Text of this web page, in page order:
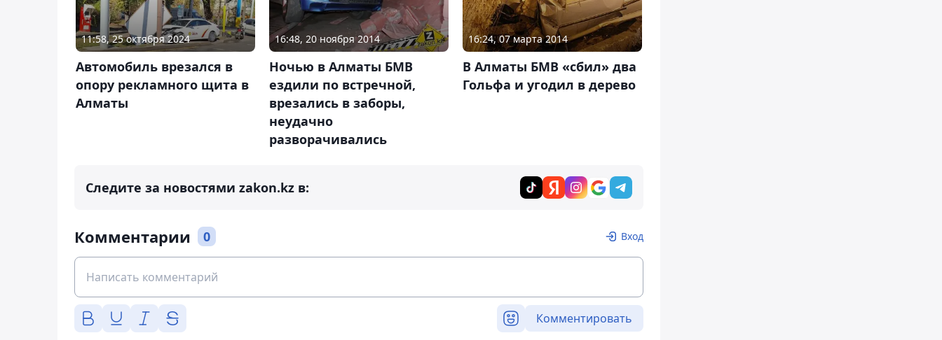
11:58, 25 октября 2024
Автомобиль врезался в
опору рекламного щита в
Алматы
16:48, 20 ноября 2014
Ночью в Алматы БМВ
ездили по встречной,
врезались в заборы,
неудачно
разворачивались
16:24, 07 марта 2014
В Алматы БМВ «сбил» два
Гольфа и угодил в дерево
Следите за новостями zakon.kz в:
Комментарии 0 Вход
Комментировать